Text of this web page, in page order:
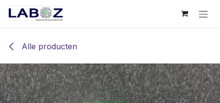
Overslaan naar inhoud
Alle producten